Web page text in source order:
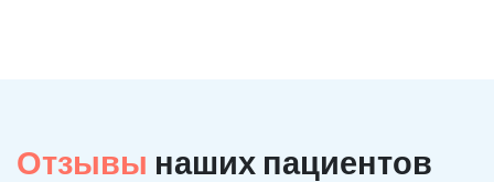
Отзывы наших пациентов